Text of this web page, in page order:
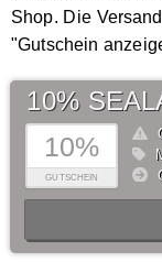
Shop. Die
"Gutschein
10%
GUTSCHEIN
10%